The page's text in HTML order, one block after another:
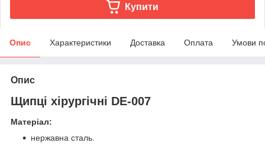
Купити
Опис Характеристики Доставка Оплата Умови
Опис
Щипці хірургічні DE-007
Матеріал:
нержавна сталь.